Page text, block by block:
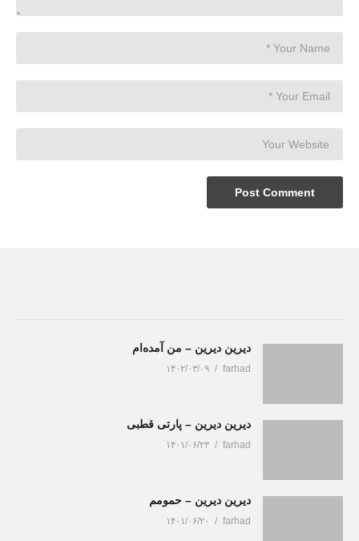
دیرین دیرین – من آمده‌ام
farhad ۱۴۰۲/۰۳/۰۹
دیرین دیرین – پارتی قطبی
farhad ۱۴۰۱/۰۶/۲۳
دیرین دیرین – حمومم
farhad ۱۴۰۱/۰۶/۲۰